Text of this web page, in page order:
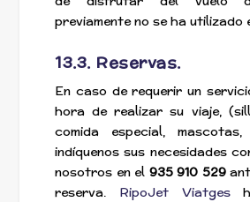
previamente no se ha utilizado
13.3. Reservas.
En caso de requerir un
hora de realizar su viaje,
comida especial, mascotas,
indíquenos sus necesidades
nosotros en el 935 910 529
reserva. RipoJet Viatges